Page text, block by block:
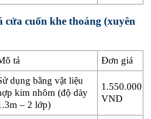
cửa cuốn khe thoáng (xuyên
tả
Đơn giá
dụng bằng vật liệu
kim nhôm (độ dày
– 2 lớp)
1.550.000
VND